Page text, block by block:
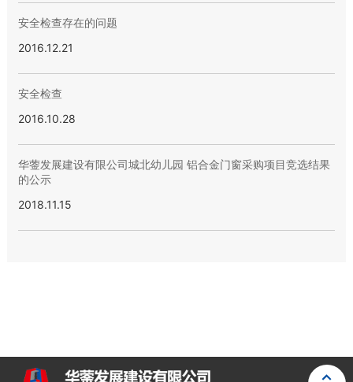
安全检查存在的问题
2016.12.21
安全检查
2016.10.28
华蓥发展建设有限公司城北幼儿园 铝合金门窗采购项目竞选结果
的公示
2018.11.15
